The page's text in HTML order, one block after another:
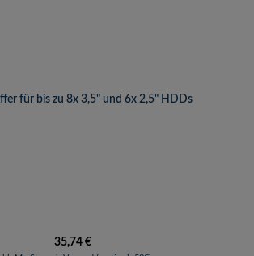
für bis zu 8x 3,5" und 6x 2,5" HDDs
Regulärer Preis:
35,74 €